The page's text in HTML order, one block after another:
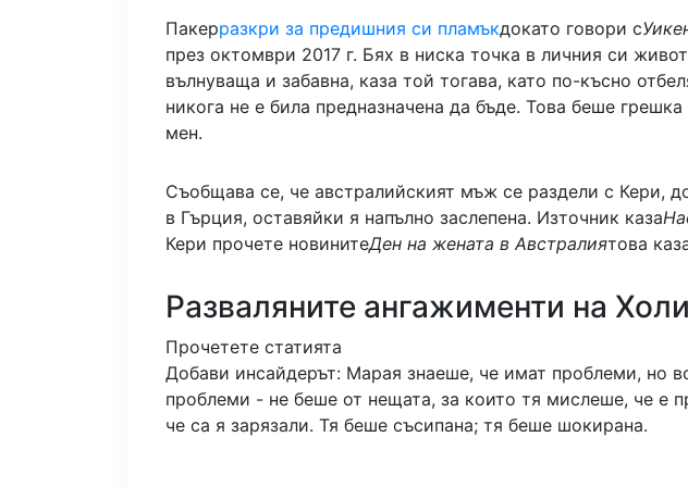
Пакерразкри за предишния си пламъкдокато говори с
през октомври 2017 г. Бях в ниска точка в личния си
вълнуваща и забавна, каза той тогава, като по-късно
никога не е била предназначена да бъде. Това беше
мен.
Съобщава се, че австралийският мъж се раздели с Кери,
в Гърция, оставяйки я напълно заслепена. Източник каза
Кери прочете новинитеДен на жената в Австралиятова
Разваляните ангажименти на
Прочетете статията
Добави инсайдерът: Марая знаеше, че имат проблеми, но
проблеми - не беше от нещата, за които тя мислеше, че е
че са я зарязали. Тя беше съсипана; тя беше шокирана.